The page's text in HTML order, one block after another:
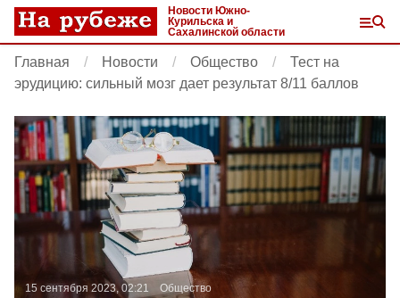
Новости Южно-
Курильска и
Сахалинской области
Главная Новости Общество
Тест на
эрудицию: сильный мозг дает результат 8/11 баллов
15 сентября 2023, 02:21
Общество